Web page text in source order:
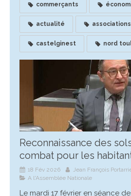
commerçants
actualité associations
castelginest nord
Reconnaissance des
combat pour les
18 Fév 2026
Jean François
A l'Assemblée Nationale
Le mardi 17 février en séance